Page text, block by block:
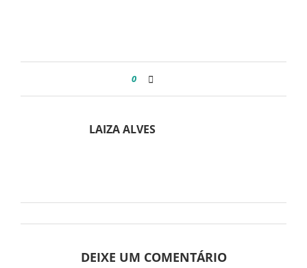
0
LAIZA ALVES
DEIXE UM COMENTÁRIO